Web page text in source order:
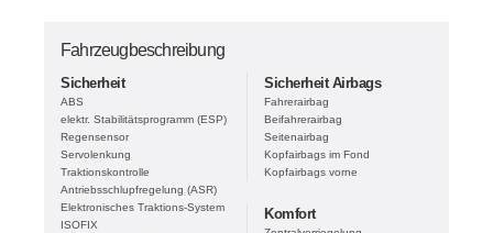
Fahrzeugbeschreibung
Sicherheit
ABS
elektr. Stabilitätsprogramm (ESP)
Regensensor
Servolenkung
Traktionskontrolle
Antriebsschlupfregelung (ASR)
Elektronisches Traktions-System
ISOFIX
Sicherheit Airbags
Fahrerairbag
Beifahrerairbag
Seitenairbag
Kopfairbags im Fond
Kopfairbags vorne
Komfort